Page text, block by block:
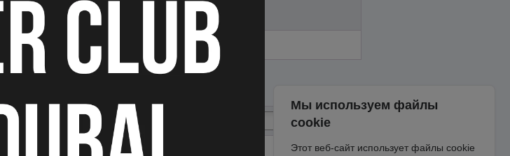
Событие
Мы используем файлы
cookie
Этот веб-сайт использует файлы cookie